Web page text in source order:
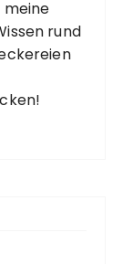
rund